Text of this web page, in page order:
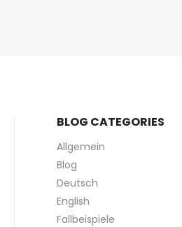
BLOG CATEGORIES
Allgemein
Blog
Deutsch
English
Fallbeispiele